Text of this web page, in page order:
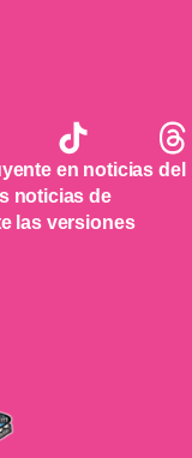
en noticias del
noticias de
las versiones